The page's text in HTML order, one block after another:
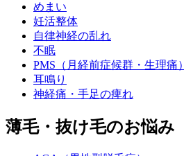
めまい
妊活整体
自律神経の乱れ
不眠
PMS（月経前症候群・生理痛）
耳鳴り
神経痛・手足の痺れ
薄毛・抜け毛のお悩み